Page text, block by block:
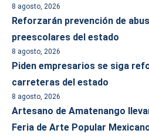
8 agosto, 2026
Reforzarán prevención de
preescolares del estado
8 agosto, 2026
Piden empresarios se siga
carreteras del estado
8 agosto, 2026
Artesano de Amatenango
Feria de Arte Popular